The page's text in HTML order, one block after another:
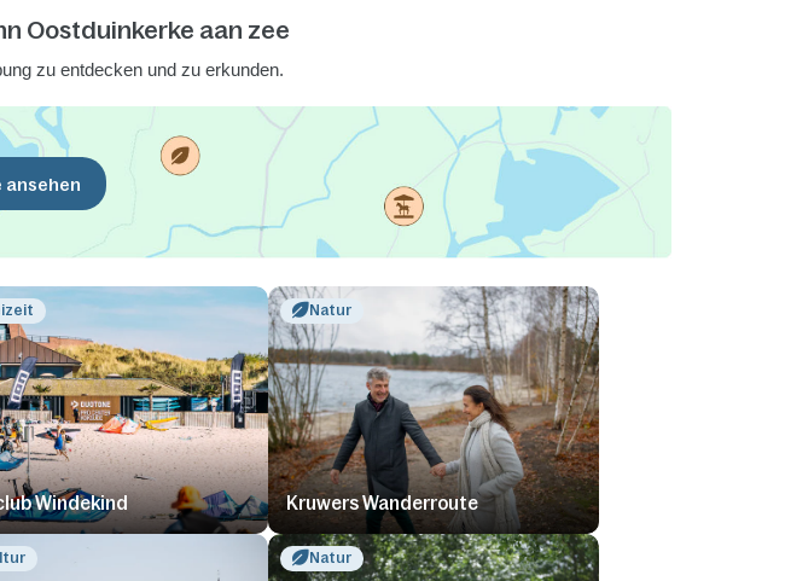
Oostduinkerke aan zee
zu entdecken und zu erkunden.
ansehen
Windekind
Natur
Kruwers Wanderroute
Natur